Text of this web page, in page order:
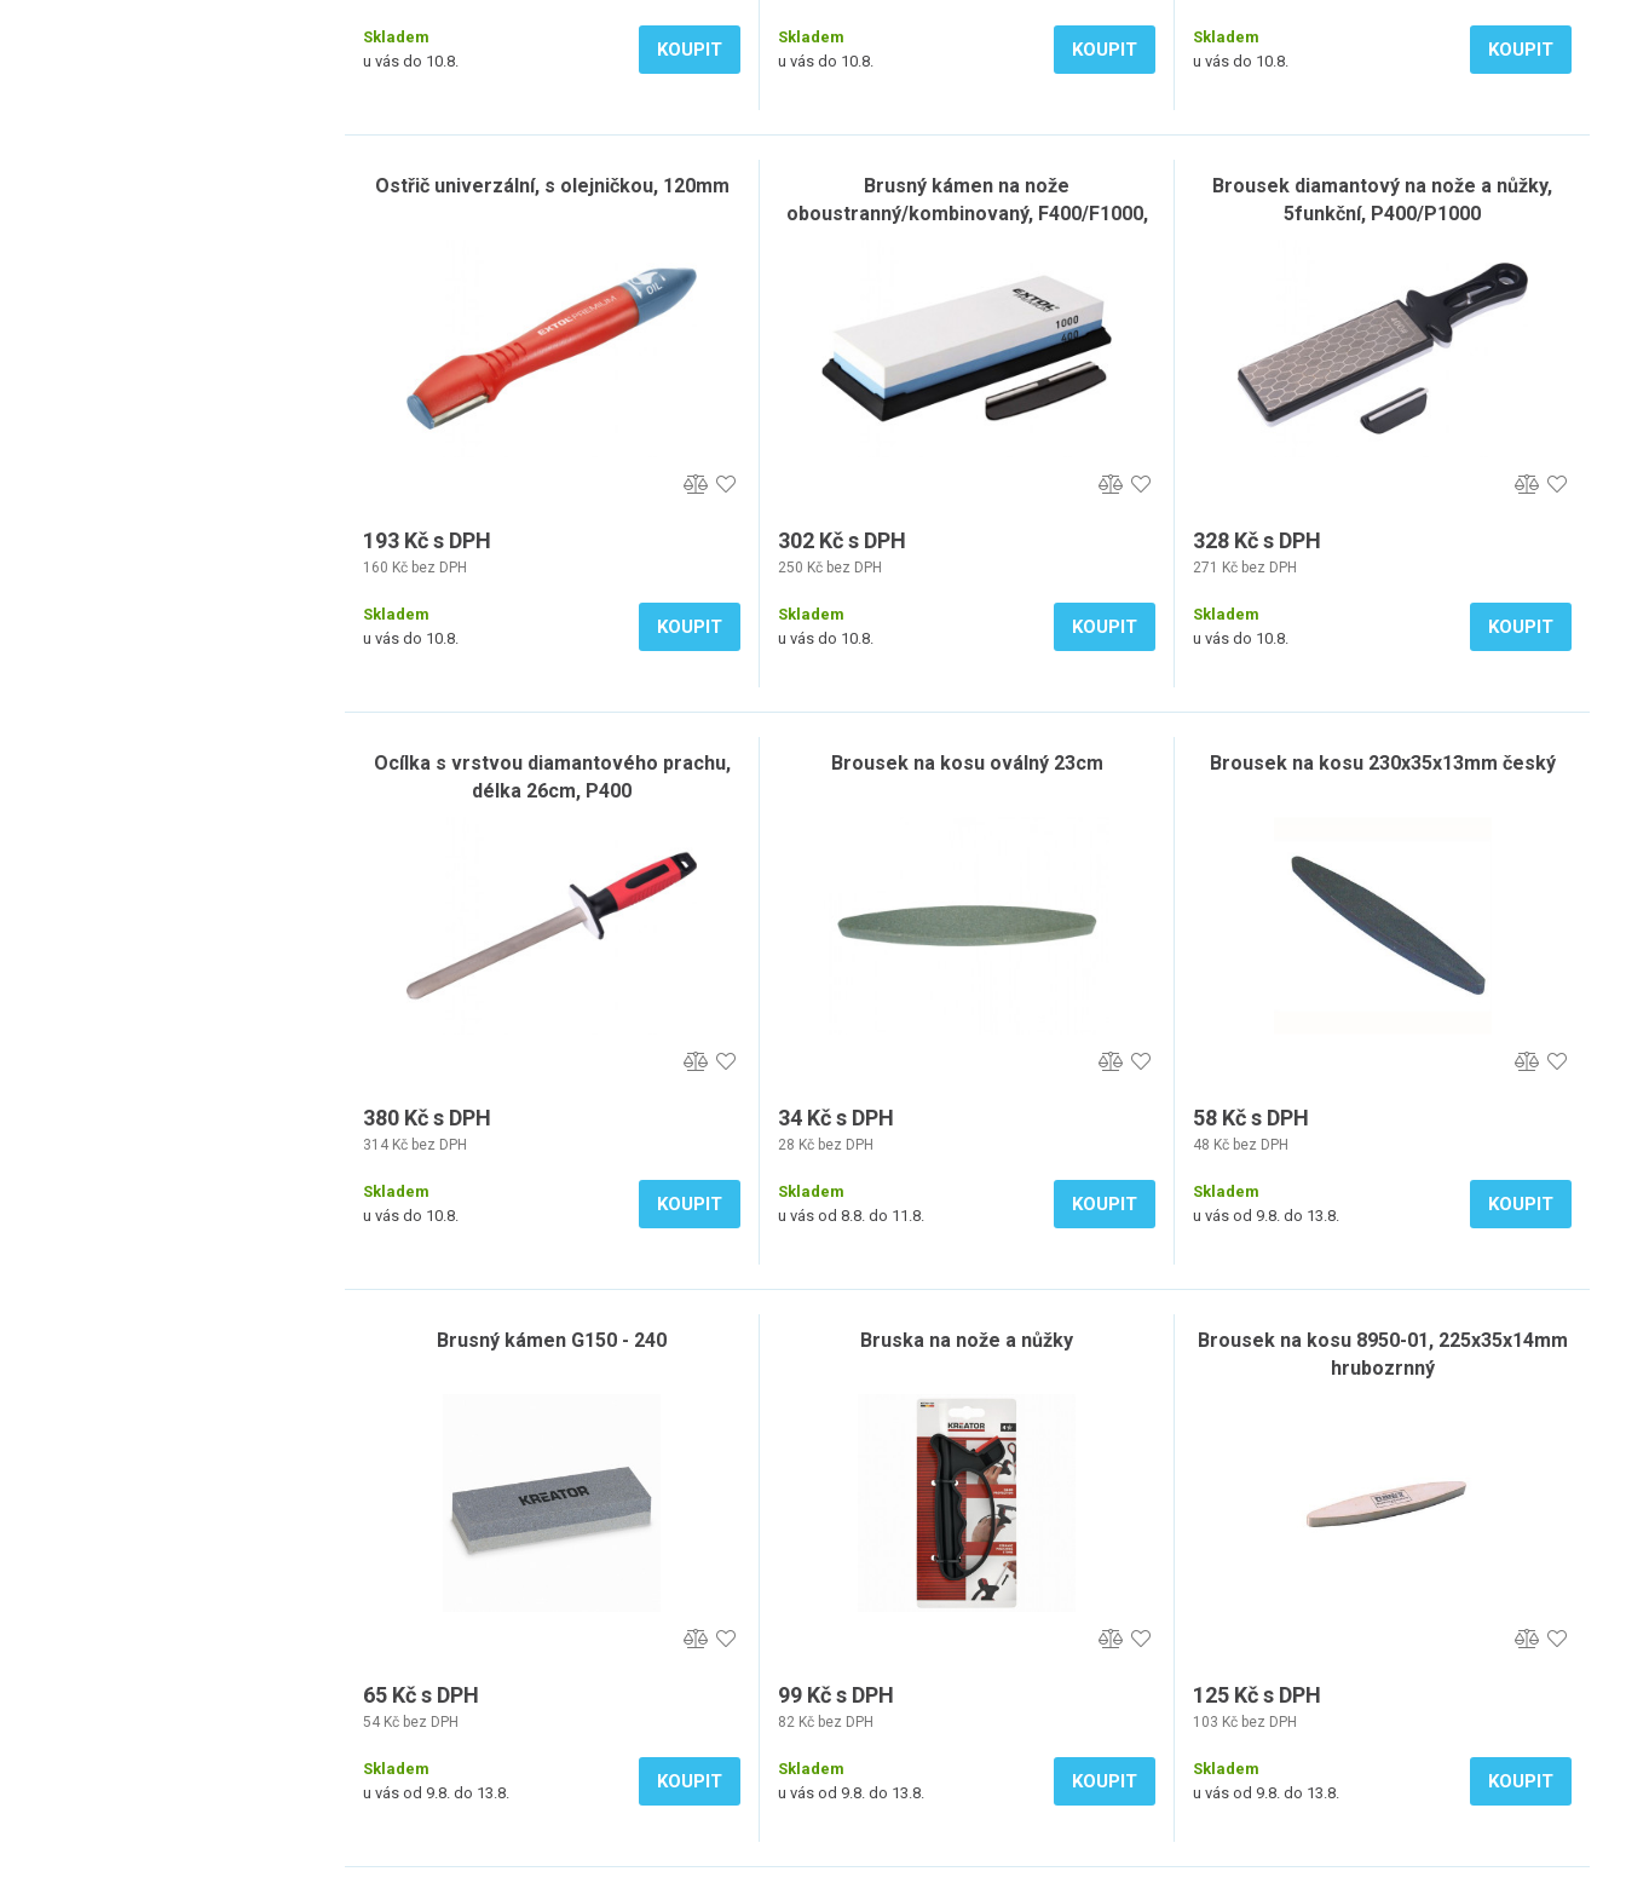
Skladem
u vás do 10.8.
KOUPIT
Skladem
u vás do 10.8.
KOUPIT
Skladem
u vás do 10.8.
KOUPIT
Ostřič univerzální, s olejničkou, 120mm
193 Kč s DPH
160 Kč bez DPH
Skladem
u vás do 10.8.
KOUPIT
Brusný kámen na nože
oboustranný/kombinovaný, F400/F1000,
302 Kč s DPH
250 Kč bez DPH
Skladem
u vás do 10.8.
KOUPIT
Brousek diamantový na nože a nůžky,
5funkční, P400/P1000
328 Kč s DPH
271 Kč bez DPH
Skladem
u vás do 10.8.
KOUPIT
Ocílka s vrstvou diamantového prachu,
délka 26cm, P400
380 Kč s DPH
314 Kč bez DPH
Skladem
u vás do 10.8.
KOUPIT
Brousek na kosu oválný 23cm
34 Kč s DPH
28 Kč bez DPH
Skladem
u vás od 8.8. do 11.8.
KOUPIT
Brousek na kosu 230x35x13mm český
58 Kč s DPH
48 Kč bez DPH
Skladem
u vás od 9.8. do 13.8.
KOUPIT
Brusný kámen G150 - 240
65 Kč s DPH
54 Kč bez DPH
Skladem
u vás od 9.8. do 13.8.
KOUPIT
Bruska na nože a nůžky
99 Kč s DPH
82 Kč bez DPH
Skladem
u vás od 9.8. do 13.8.
KOUPIT
Brousek na kosu 8950-01, 225x35x14mm
hrubozrnný
125 Kč s DPH
103 Kč bez DPH
Skladem
u vás od 9.8. do 13.8.
KOUPIT